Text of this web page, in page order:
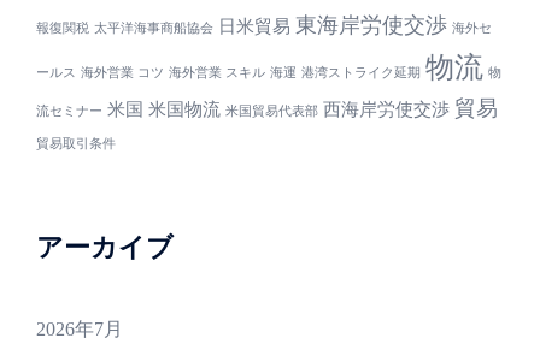
報復関税 太平洋海事商船協会 日米貿易 東海岸労使交渉 海外セ
ールス 海外営業 コツ 海外営業 スキル 海運 港湾ストライク延期 物流 物
流セミナー 米国 米国物流 米国貿易代表部 西海岸労使交渉 貿易
貿易取引条件
アーカイブ
2026年7月